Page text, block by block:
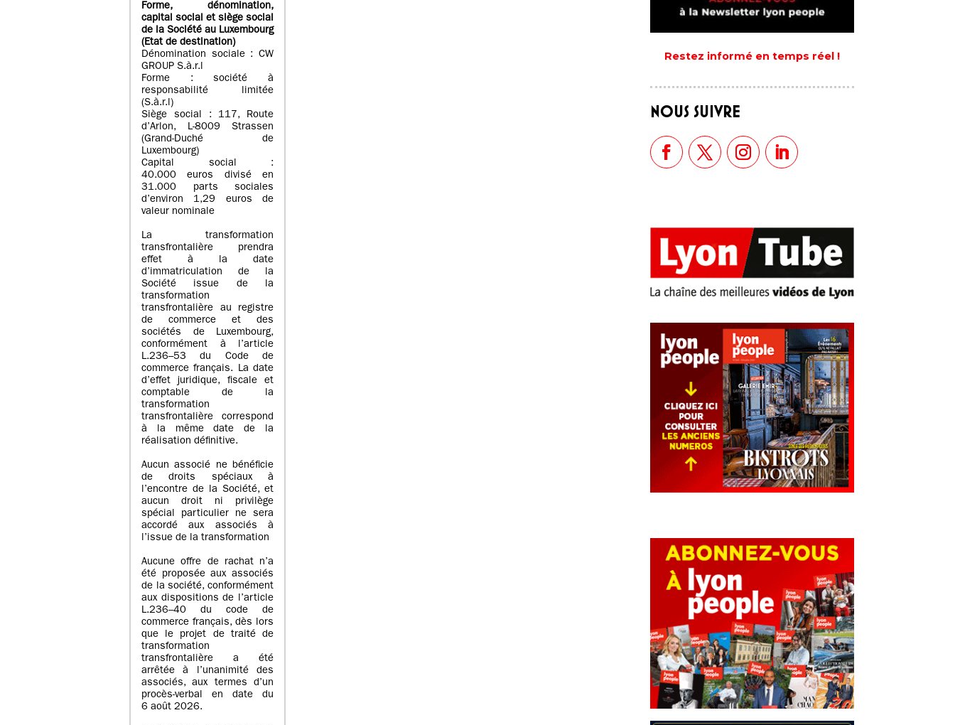
Forme, dénomination,
capital social et siège social
de la Société au Luxembourg
(Etat de destination)
Dénomination sociale : CW
GROUP S.à.r.l
Forme : société à
responsabilité limitée
(S.à.r.l)
Siège social : 117, Route
d’Arlon, L-8009 Strassen
(Grand-Duché de
Luxembourg)
Capital social :
40.000 euros divisé en
31.000 parts sociales
d’environ 1,29 euros de
valeur nominale
La transformation
transfrontalière prendra
effet à la date
d’immatriculation de la
Société issue de la
transformation
transfrontalière au registre
de commerce et des
sociétés de Luxembourg,
conformément à l’article
L.236–53 du Code de
commerce français. La date
d’effet juridique, fiscale et
comptable de la
transformation
transfrontalière correspond
à la même date de la
réalisation définitive.
Aucun associé ne bénéficie
de droits spéciaux à
l’encontre de la Société, et
aucun droit ni privilège
spécial particulier ne sera
accordé aux associés à
l’issue de la transformation
Aucune offre de rachat n’a
été proposée aux associés
de la société, conformément
aux dispositions de l’article
L.236–40 du code de
commerce français, dès lors
que le projet de traité de
transformation
transfrontalière a été
arrêtée à l’unanimité des
associés, aux termes d’un
procès-verbal en date du
6 août 2026.
Restez informé en temps réel !
NOUS SUIVRE